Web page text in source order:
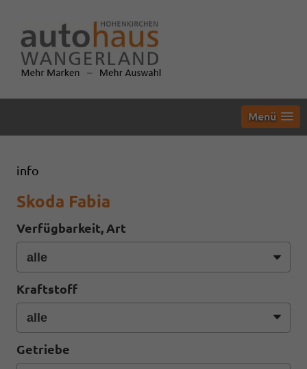
Menü
info
Skoda Fabia
Verfügbarkeit, Art
Kraftstoff
Getriebe